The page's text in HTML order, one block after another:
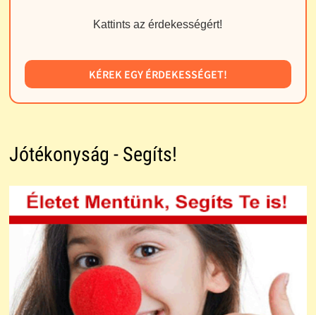
Kattints az érdekességért!
KÉREK EGY ÉRDEKESSÉGET!
Jótékonyság - Segíts!